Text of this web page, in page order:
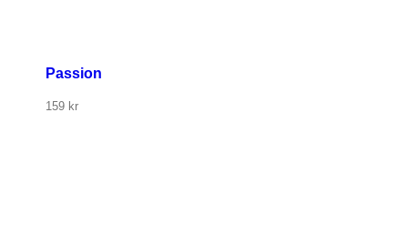
Passion
159 kr